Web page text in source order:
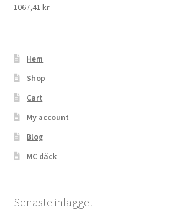
1067,41 kr
Hem
Shop
Cart
My account
Blog
MC däck
Senaste inlägget